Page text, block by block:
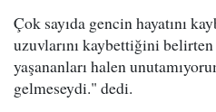
Çok sayıda gencin hayatını
uzuvlarını kaybettiğini
yaşananları halen
gelmeseydi." dedi.